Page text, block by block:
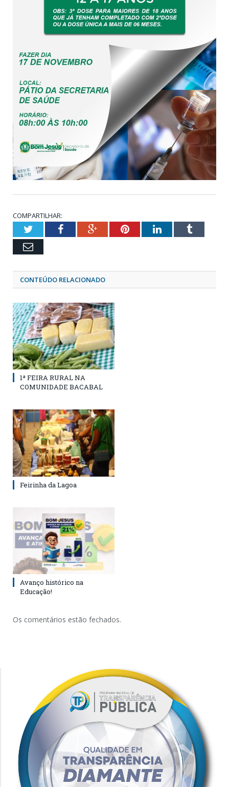
COMPARTILHAR:
TwitterFacebookGoogle+PinterestLinkedInTumblr
Email
CONTEÚDO RELACIONADO
1ª FEIRA RURAL NA
COMUNIDADE BACABAL
Feirinha da Lagoa
Avanço histórico na
Educação!
Os comentários estão fechados.